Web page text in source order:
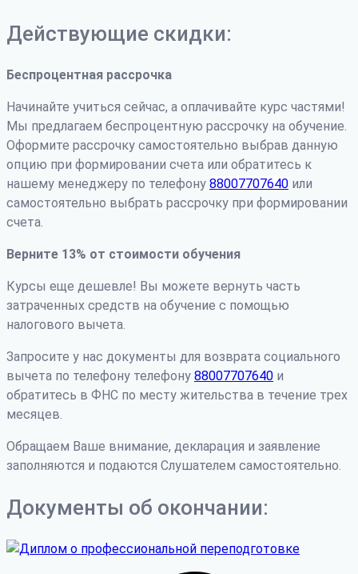
Действующие скидки:
Беспроцентная рассрочка
Начинайте учиться сейчас, а оплачивайте курс частями!
Мы предлагаем беспроцентную рассрочку на обучение.
Оформите рассрочку самостоятельно выбрав данную
опцию при формировании счета или обратитесь к
нашему менеджеру по телефону 88007707640 или
самостоятельно выбрать рассрочку при формировании
счета.
Верните 13% от стоимости обучения
Курсы еще дешевле! Вы можете вернуть часть
затраченных средств на обучение с помощью
налогового вычета.
Запросите у нас документы для возврата социального
вычета по телефону телефону 88007707640 и
обратитесь в ФНС по месту жительства в течение трех
месяцев.
Обращаем Ваше внимание, декларация и заявление
заполняются и подаются Слушателем самостоятельно.
Документы об окончании: